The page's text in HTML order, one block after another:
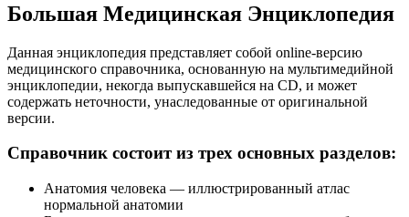
Большая Медицинская Энциклопедия
Данная энциклопедия представляет собой online-версию
медицинского справочника, основанную на мультимедийной
энциклопедии, некогда выпускавшейся на CD, и может
содержать неточности, унаследованные от оригинальной
версии.
Справочник состоит из трех основных разделов:
Анатомия человека — иллюстрированный атлас
нормальной анатомии